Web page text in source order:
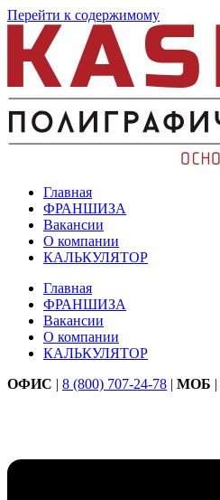
Перейти к содержимому
Главная
ФРАНШИЗА
Вакансии
О компании
КАЛЬКУЛЯТОР
Главная
ФРАНШИЗА
Вакансии
О компании
КАЛЬКУЛЯТОР
ОФИС | 8 (800) 707-24-78 | МОБ |